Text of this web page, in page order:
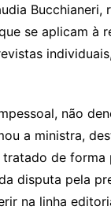
se aplicam à
não
a ministra,
tratado de
disputa pela
na linha